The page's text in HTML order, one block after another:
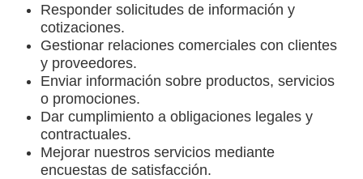
Responder solicitudes de información y
cotizaciones.
Gestionar relaciones comerciales con clientes
y proveedores.
Enviar información sobre productos, servicios
o promociones.
Dar cumplimiento a obligaciones legales y
contractuales.
Mejorar nuestros servicios mediante
encuestas de satisfacción.